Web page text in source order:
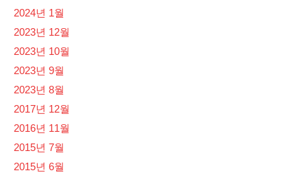
2024년 1월
2023년 12월
2023년 10월
2023년 9월
2023년 8월
2017년 12월
2016년 11월
2015년 7월
2015년 6월